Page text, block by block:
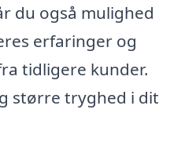
du også mulighed
erfaringer og
tidligere kunder.
større tryghed i dit